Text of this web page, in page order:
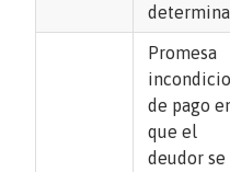
Promesa
de pago
que el
deudor se